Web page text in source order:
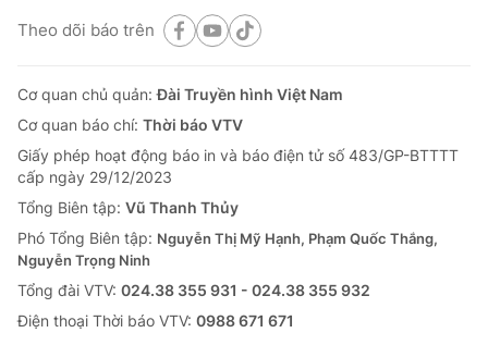
Theo dõi báo trên
Cơ quan chủ quản:Đài Truyền hình Việt Nam
Cơ quan báo chí: Thời báo VTV
Giấy phép hoạt động báo in và báo điện tử số 483/GP-BTTTT
cấp ngày 29/12/2023
Tổng Biên tập: Vũ Thanh Thủy
Phó Tổng Biên tập: Nguyễn Thị Mỹ Hạnh, Phạm Quốc Thắng,
Nguyễn Trọng Ninh
Tổng đài VTV: 024.38 355 931 - 024.38 355 932
Ðiện thoại Thời báo VTV: 0988 671 671